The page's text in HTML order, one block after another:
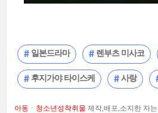
일본드라마 렌부츠 미사코
후지가야 타이스케 사랑
아동ㆍ청소년성착취물 제작,배포,소지한 자는